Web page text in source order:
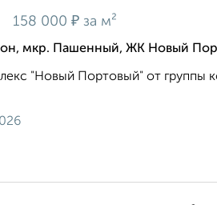
158 000 ₽ за м²
мкр. Пашенный, ЖК Новый
"Новый Портовый" от группы